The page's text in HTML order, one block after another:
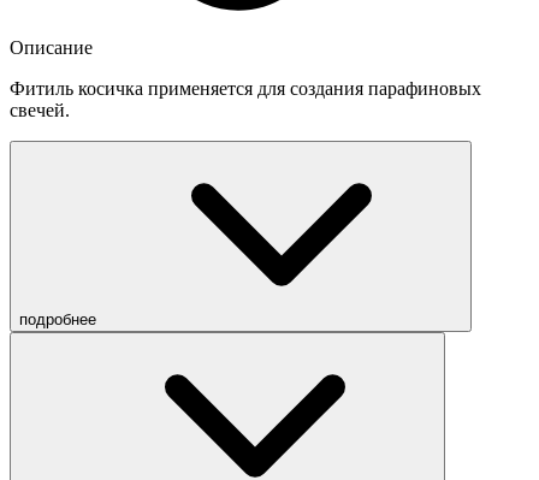
Описание
Фитиль косичка применяется для создания парафиновых
свечей.
подробнее